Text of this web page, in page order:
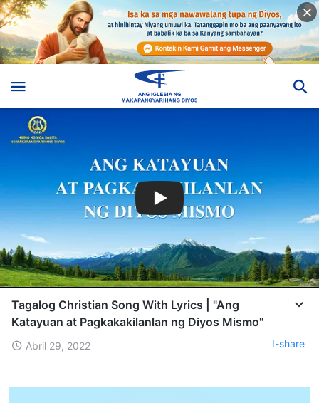
Tagalog Christian Song With Lyrics | "Ang
Katayuan at Pagkakakilanlan ng Diyos Mismo"
Abril 29, 2022 I-share